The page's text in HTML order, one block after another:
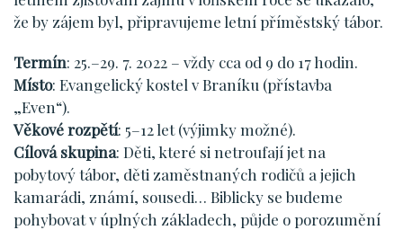
že by zájem byl, připravujeme letní příměstský tábor.
Termín: 25.–29. 7. 2022 – vždy cca od 9 do 17 hodin.
Místo: Evangelický kostel v Braníku (přístavba
„Even“).
Věkové rozpětí: 5–12 let (výjimky možné).
Cílová skupina: Děti, které si netroufají jet na
pobytový tábor, děti zaměstnaných rodičů a jejich
kamarádi, známí, sousedi… Biblicky se budeme
pohybovat v úplných základech, půjde o porozumění